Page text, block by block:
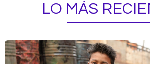
LO MÁS